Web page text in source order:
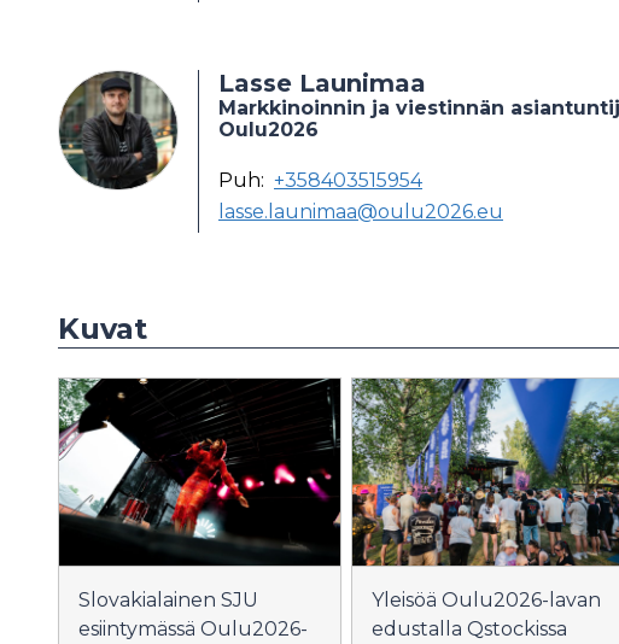
Lasse Launimaa
Markkinoinnin ja viestinnän
Oulu2026
Puh: +358403515954
lasse.launimaa@oulu2026.eu
Kuvat
Slovakialainen SJU
esiintymässä Oulu2026-
Yleisöä Oulu2026-lavan
edustalla Qstockissa